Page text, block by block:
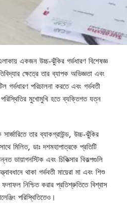
একজন উচ্চ-ঝুঁকির গর্ভধারণ বিশেষজ্ঞ
ক্ষেত্রে তার ব্যাপক অভিজ্ঞতা এবং
গর্ভধারণ পরিচালনা করতে এবং গর্ভবতী
পরিস্থিতির মুখোমুখি হতে ব্যক্তিগত যত্ন
তার ব্যাকগ্রাউন্ড, উচ্চ-ঝুঁকির
মিলিত, ডাঃ দশমহাপাত্রকে প্রতিটি
এবং চিকিত্সার বিকল্পগুলি
থাকা গর্ভবতী মায়েরা মা এবং শিশু
নিশ্চিত করার প্রতিশ্রুতিতে বিশ্বাস
পরিস্থিতিতেও।